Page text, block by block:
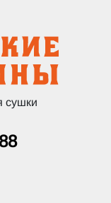
сушки